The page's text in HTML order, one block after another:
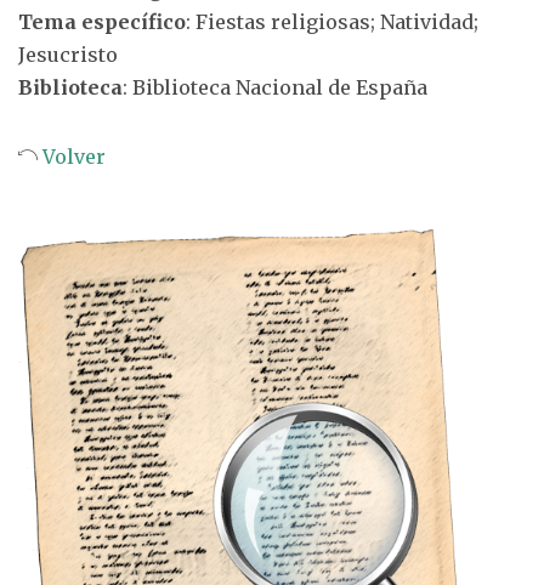
Tema específico: Fiestas religiosas; Natividad;
Jesucristo
Biblioteca: Biblioteca Nacional de España
Volver